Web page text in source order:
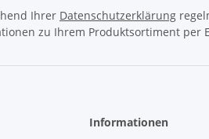
Ihrer Datenschutzerklärung
zu Ihrem Produktsortiment per
Informationen